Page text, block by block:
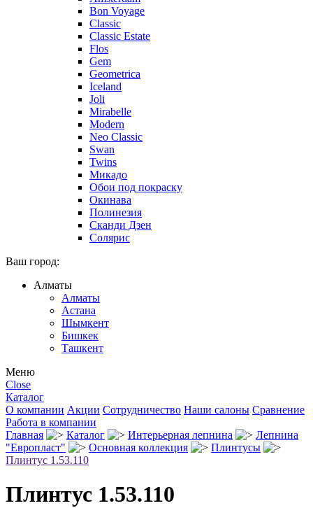
Bon Voyage
Classic
Classic Estate
Flos
Gem
Geometrica
Iceland
Joli
Mirabelle
Modern
Neo Classic
Swan
Twins
Микадо
Обои под покраску
Окинава
Полинезия
Сканди Дзен
Солярис
Ваш город:
Алматы
Алматы
Астана
Шымкент
Бишкек
Ташкент
Меню
Close
Каталог
О компании Акции Сотрудничество Наши салоны Сравнение
Работа в компании
Главная
Каталог Интерьерная лепнина
Лепнина
"Европласт"
Основная коллекция
Плинтусы
Плинтус 1.53.110
Плинтус 1.53.110